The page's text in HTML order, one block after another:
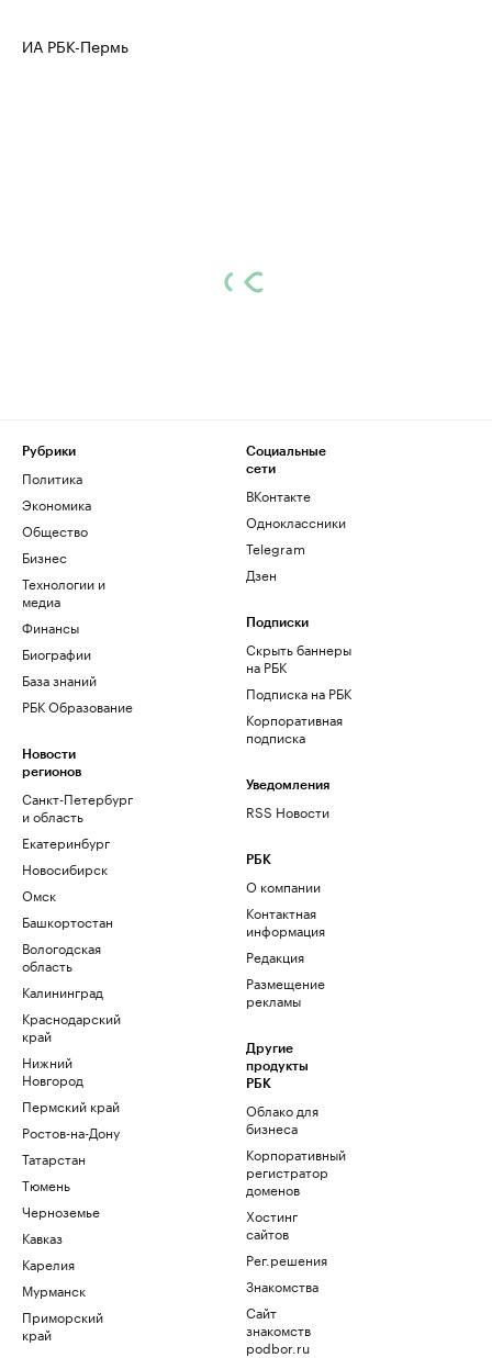
ИА РБК-Пермь
Рубрики
Политика
Экономика
Общество
Бизнес
Технологии и
медиа
Финансы
Биографии
База знаний
РБК Образование
Новости
регионов
Санкт-Петербург
и область
Екатеринбург
Новосибирск
Омск
Башкортостан
Вологодская
область
Калининград
Краснодарский
край
Нижний
Новгород
Пермский край
Ростов-на-Дону
Татарстан
Тюмень
Черноземье
Кавказ
Карелия
Мурманск
Приморский
край
Социальные
сети
ВКонтакте
Одноклассники
Telegram
Дзен
Подписки
Скрыть баннеры
на РБК
Подписка на РБК
Корпоративная
подписка
Уведомления
RSS Новости
РБК
О компании
Контактная
информация
Редакция
Размещение
рекламы
Другие
продукты
РБК
Облако для
бизнеса
Корпоративный
регистратор
доменов
Хостинг
сайтов
Рег.решения
Знакомства
Сайт
знакомств
podbor.ru